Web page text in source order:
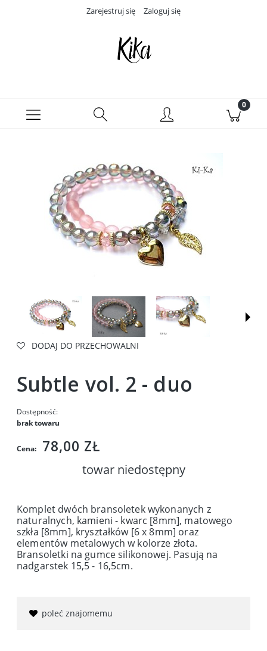
Zarejestruj się Zaloguj się
DODAJ DO PRZECHOWALNI
Subtle vol. 2 - duo
Dostępność:
brak towaru
Cena: 78,00 ZŁ
towar niedostępny
Komplet dwóch bransoletek wykonanych z
naturalnych, kamieni - kwarc [8mm], matowego
szkła [8mm], kryształków [6 x 8mm] oraz
elementów metalowych w kolorze złota.
Bransoletki na gumce silikonowej. Pasują na
nadgarstek 15,5 - 16,5cm.
poleć znajomemu